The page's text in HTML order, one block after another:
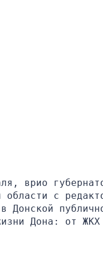
врио
области с
Донской
Дона: от